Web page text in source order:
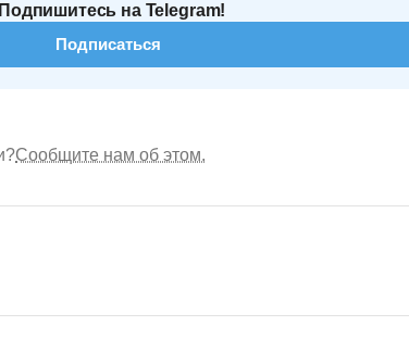
на Telegram!
Подписаться
Сообщите нам об этом.